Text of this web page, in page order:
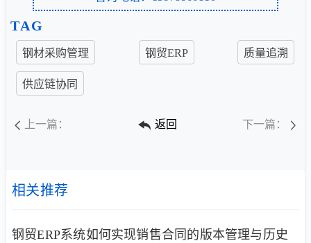
TAG
钢材采购管理 钢贸ERP 质量追溯
供应链协同
上一篇： 返回 下一篇：
相关推荐
钢贸ERP系统如何实现销售合同的版本管理与历史